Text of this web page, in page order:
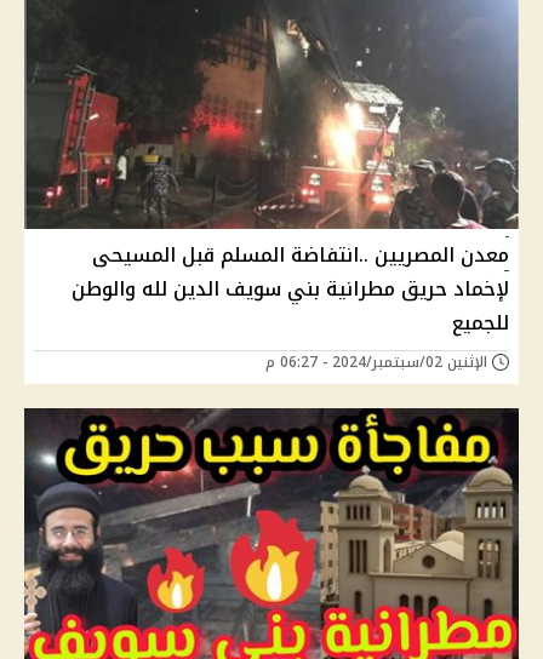
معدن المصريين ..انتفاضة المسلم قبل المسيحى
لإخماد حريق مطرانية بني سويف الدين لله والوطن
للجميع
الإثنين 02/سبتمبر/2024 - 06:27 م